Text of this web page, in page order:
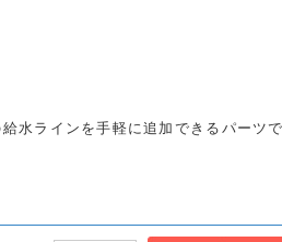
水ラインを手軽に追加できるパーツで